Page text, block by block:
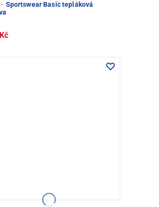
· Sportswear Basic tepláková